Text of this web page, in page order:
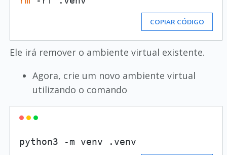
COPIAR CÓDIGO
Ele irá remover o ambiente virtual existente.
Agora, crie um novo ambiente virtual
utilizando o comando